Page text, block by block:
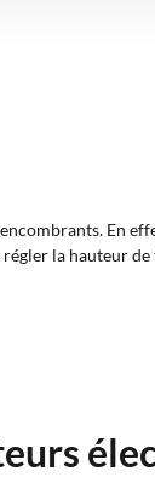
En
la hauteur